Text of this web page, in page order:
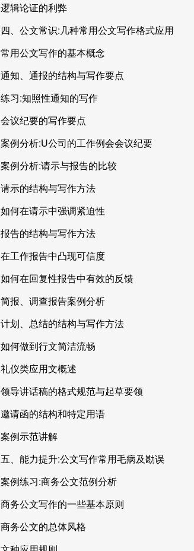
逻辑论证的利弊
四、公文常识:几种常用公文写作格式应用
常用公文写作的基本概念
通知、通报的结构与写作要点
练习:知照性通知的写作
会议纪要的写作要点
案例分析:U公司的工作例会会议纪要
案例分析:请示与报告的比较
请示的结构与写作方法
如何在请示中强调紧迫性
报告的结构与写作方法
在工作报告中凸现可信度
如何在回复性报告中有效的反馈
简报、调查报告案例分析
计划、总结的结构与写作方法
如何做到行文简洁流畅
礼仪类应用文概述
领导讲话稿的格式规范与起草要领
邀请函的结构和特定用语
案例示范讲解
五、能力提升:公文写作常用毛病及勘误
案例练习:商务公文范例分析
商务公文写作的一些基本原则
商务公文的总体风格